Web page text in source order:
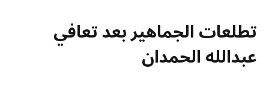
تطلعات الجماهير بعد تعافي
عبدالله الحمدان